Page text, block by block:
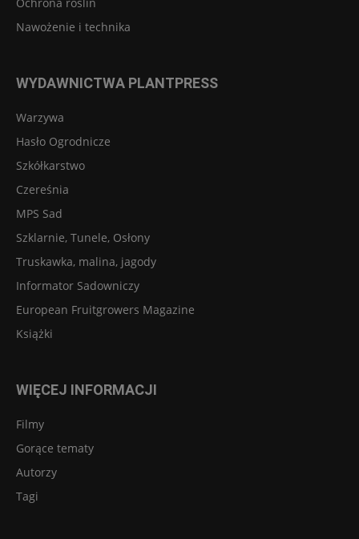
Nawożenie i technika
WYDAWNICTWA PLANTPRESS
Warzywa
Hasło Ogrodnicze
Szkółkarstwo
Czereśnia
MPS Sad
Szklarnie, Tunele, Osłony
Truskawka, malina, jagody
Informator Sadowniczy
European Fruitgrowers Magazine
Książki
WIĘCEJ INFORMACJI
Filmy
Gorące tematy
Autorzy
Tagi